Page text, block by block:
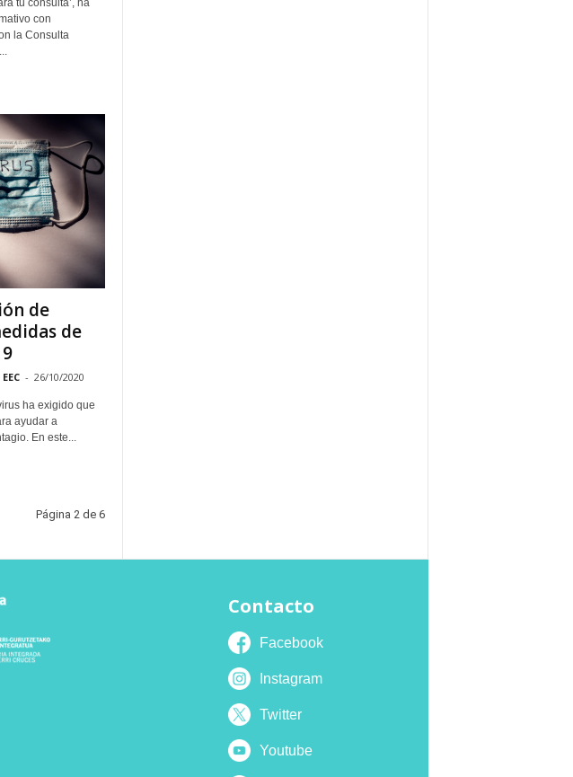
tu consulta’, ha
con
la Consulta
de
de
- 26/10/2020
ha exigido que
ayudar a
En este...
Página 2 de 6
Contacto
Facebook
Instagram
Twitter
Youtube